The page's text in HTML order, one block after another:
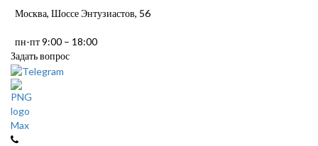
Москва, Шоссе Энтузиастов, 56
пн-пт 9:00 – 18:00
Задать вопрос